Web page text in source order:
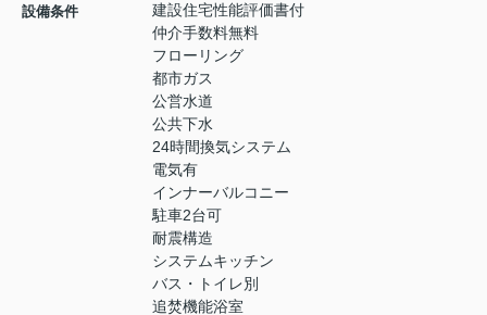
設備条件
建設住宅性能評価書付
仲介手数料無料
フローリング
都市ガス
公営水道
公共下水
24時間換気システム
電気有
インナーバルコニー
駐車2台可
耐震構造
システムキッチン
バス・トイレ別
追焚機能浴室